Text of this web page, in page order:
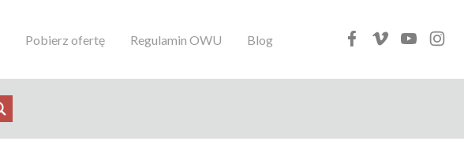
Pobierz ofertę Regulamin OWU Blog